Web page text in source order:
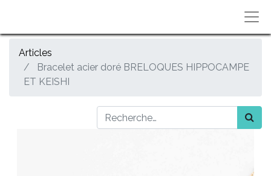
Articles
Bracelet acier doré BRELOQUES HIPPOCAMPE
ET KEISHI